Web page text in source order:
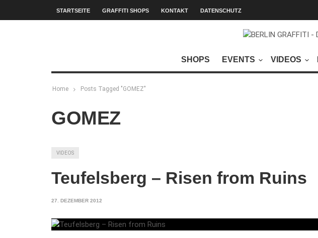
STARTSEITE GRAFFITI SHOPS KONTAKT DATENSCHUTZ
SHOPS EVENTS VIDEOS
Home Posts Tagged "GOMEZ"
GOMEZ
VIDEOS
Teufelsberg – Risen from Ruins
27. DEZEMBER 2012